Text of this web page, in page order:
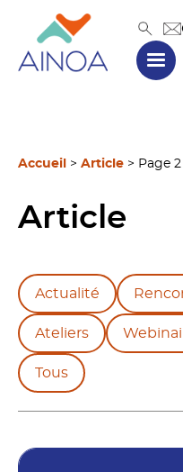
Accueil > Article > Page 2
Article
Actualité
Ateliers
Tous